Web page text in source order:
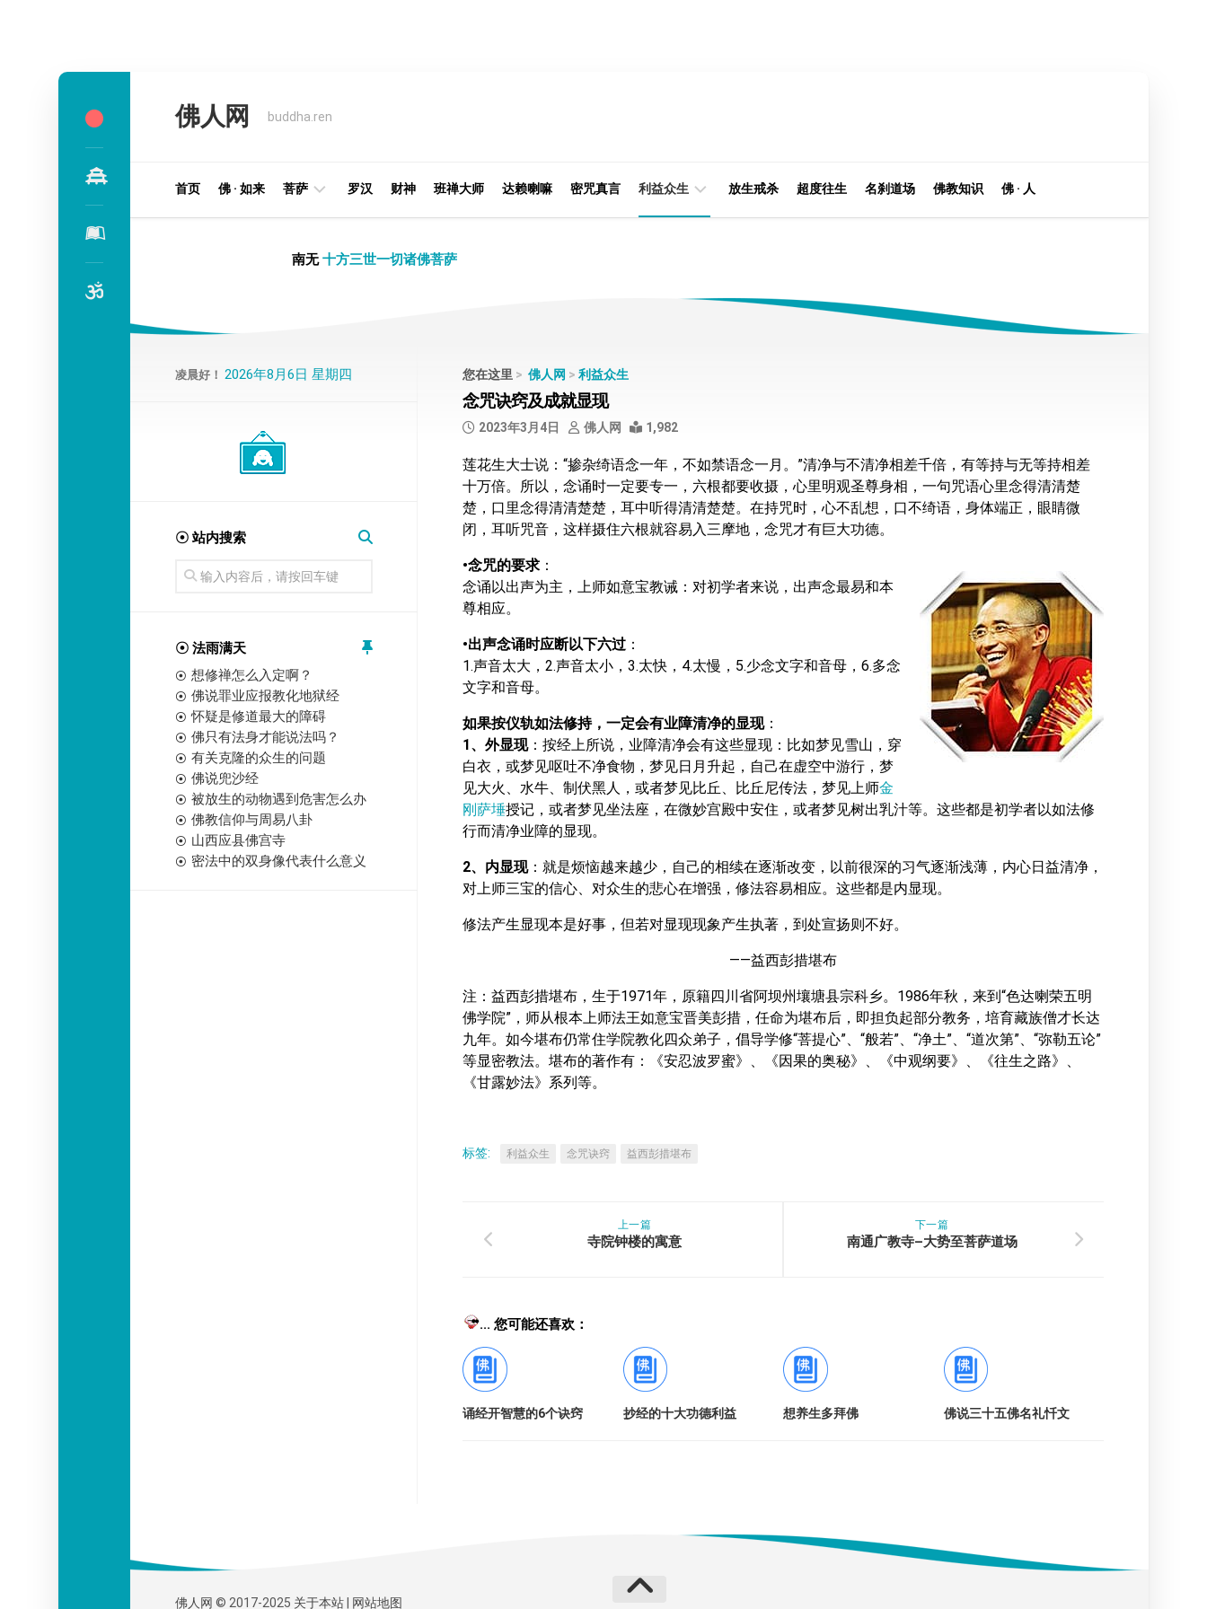
佛人网 buddha.ren
首页 佛 · 如来 菩萨
王
罗汉 财神 班禅大师 达赖喇嘛 密咒真言 利益众生
阿
若
部
华
大
经
集
部
密
史
部
放生戒杀 超度往生 名刹道场 佛教知识 佛 · 人
南无十方三世一切诸佛菩萨
您在这里 > 佛人网 > 利益众生
念咒诀窍及成就显现
2023年3月4日 佛人网 1,982
莲花生大士说：“掺杂绮语念一年，不如禁语念一月。”清净与不清净相差千倍，有等持与无等持相差
十万倍。所以，念诵时一定要专一，六根都要收摄，心里明观圣尊身相，一句咒语心里念得清清楚
楚，口里念得清清楚楚，耳中听得清清楚楚。在持咒时，心不乱想，口不绮语，身体端正，眼睛微
闭，耳听咒音，这样摄住六根就容易入三摩地，念咒才有巨大功德。
•念咒的要求：
念诵以出声为主，上师如意宝教诫：对初学者来说，出声念最易和本
尊相应。
•出声念诵时应断以下六过 ：
1.声音太大，2.声音太小，3.太快，4.太慢，5.少念文字和音母，6.多念
文字和音母。
如果按仪轨如法修持，一定会有业障清净的显现：
1、外显现：按经上所说，业障清净会有这些显现：比如梦见雪山，穿
白衣，或梦见呕吐不净食物，梦见日月升起，自己在虚空中游行，梦
见大火、水牛、制伏黑人，或者梦见比丘、比丘尼传法，梦见上师金
刚萨埵授记，或者梦见坐法座，在微妙宫殿中安住，或者梦见树出乳汁等。这些都是初学者以如法修
行而清净业障的显现。
2、内显现：就是烦恼越来越少，自己的相续在逐渐改变，以前很深的习气逐渐浅薄，内心日益清净，
对上师三宝的信心、对众生的悲心在增强，修法容易相应。这些都是内显现。
修法产生显现本是好事，但若对显现现象产生执著，到处宣扬则不好。
——益西彭措堪布
注：益西彭措堪布，生于1971年，原籍四川省阿坝州壤塘县宗科乡。1986年秋，来到“色达喇荣五明
佛学院”，师从根本上师法王如意宝晋美彭措，任命为堪布后，即担负起部分教务，培育藏族僧才长达
九年。如今堪布仍常住学院教化四众弟子，倡导学修“菩提心”、“般若”、“净土”、“道次第”、“弥勒五论”
等显密教法。堪布的著作有：《安忍波罗蜜》、《因果的奥秘》、《中观纲要》、《往生之路》、
《甘露妙法》系列等。
标签: 利益众生 念咒诀窍 益西彭措堪布
下一篇
南通广教寺–大势至菩萨道场
上一篇
寺院钟楼的寓意
... 您可能还喜欢：
诵经开智慧的6个诀窍 抄经的十大功德利益 想养生多拜佛 佛说三十五佛名礼忏文
凌晨好！ 2026年8月6日 星期四
☉ 站内搜索
☉ 法雨满天
想修禅怎么入定啊？
佛说罪业应报教化地狱经
怀疑是修道最大的障碍
佛只有法身才能说法吗？
有关克隆的众生的问题
佛说兜沙经
被放生的动物遇到危害怎么办
佛教信仰与周易八卦
山西应县佛宫寺
密法中的双身像代表什么意义
佛人网 © 2017-2025 关于本站 网站地图